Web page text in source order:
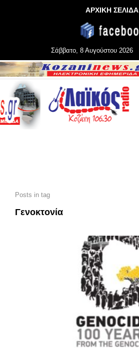
ΑΡΧΙΚΗ ΣΕΛΙΔΑ
Σάββατο, 8 Αυγούστου 2026
Posts in tag
Γενοκτονία